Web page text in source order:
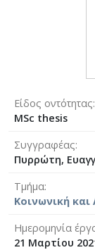
Είδος οντότητας
MSc thesis
Συγγραφέας
Πυρρώτη,
Τμήμα
Κοινωνική
Ημερομηνία
21 Μαρτίου